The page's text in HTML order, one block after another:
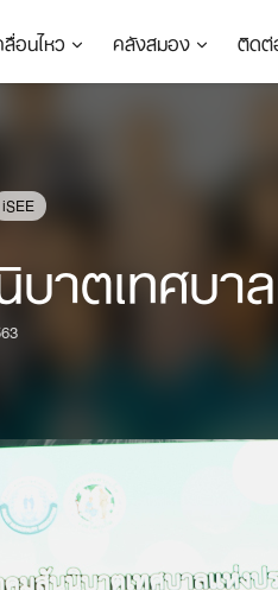
อนไหว คลังสมอง ติด
iSEE
ตเทศบาล